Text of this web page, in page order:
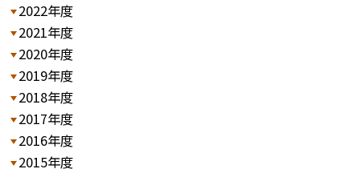
2022年度
2021年度
2020年度
2019年度
2018年度
2017年度
2016年度
2015年度